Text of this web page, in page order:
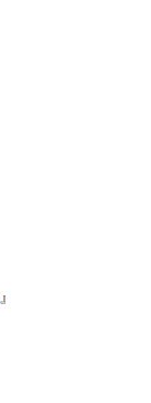
』